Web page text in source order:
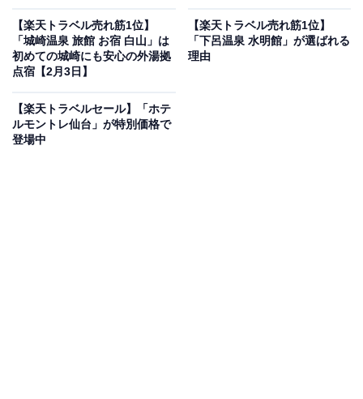
この宿泊施設のおすすめポイントは？
【楽天トラベル売れ筋1位】
「城崎温泉 旅館 お宿 白山」は
初めての城崎にも安心の外湯拠
点宿【2月3日】
【楽天トラベル売れ筋1位】
「下呂温泉 水明館」が選ばれる
理由
【楽天トラベルセール】「ホテ
ルモントレ仙台」が特別価格で
登場中